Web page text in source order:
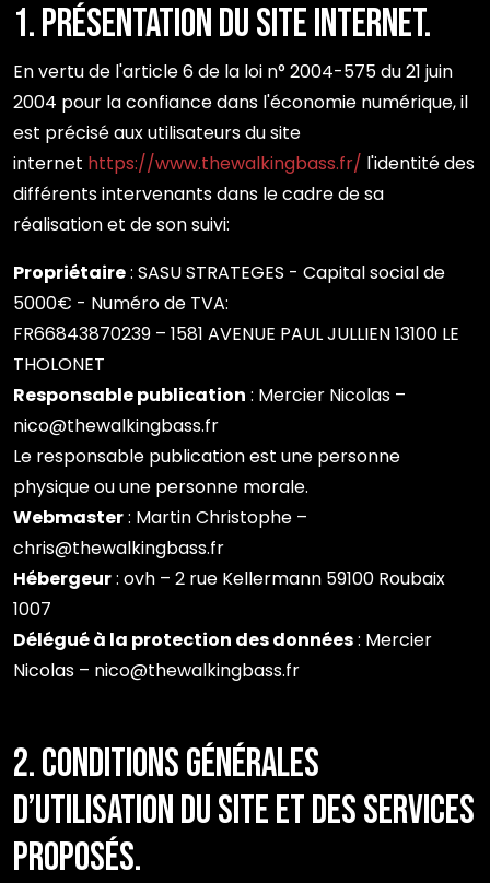
1. Présentation du site internet.
En vertu de l'article 6 de la loi n° 2004-575 du 21 juin
2004 pour la confiance dans l'économie numérique, il
est précisé aux utilisateurs du site
internet https://www.thewalkingbass.fr/ l'identité des
différents intervenants dans le cadre de sa
réalisation et de son suivi:
Propriétaire: SASU STRATEGES - Capital social de
5000€ - Numéro de TVA:
FR66843870239 – 1581 AVENUE PAUL JULLIEN 13100 LE
THOLONET
Responsable publication : Mercier Nicolas –
nico@thewalkingbass.fr
Le responsable publication est une personne
physique ou une personne morale.
Webmaster: Martin Christophe –
chris@thewalkingbass.fr
Hébergeur: ovh – 2 rue Kellermann 59100 Roubaix
1007
Délégué à la protection des données: Mercier
Nicolas – nico@thewalkingbass.fr
2. Conditions générales
d’utilisation du site et des services
proposés.